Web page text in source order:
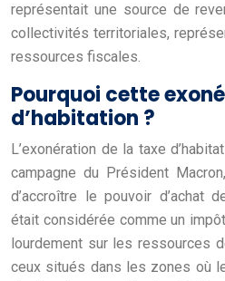
représentait une source de
collectivités territoriales,
ressources fiscales.
Pourquoi cette
d’habitation ?
L’exonération de la taxe
campagne du Président
d’accroître le pouvoir d’achat
était considérée comme un
lourdement sur les ressources
ceux situés dans les zones où